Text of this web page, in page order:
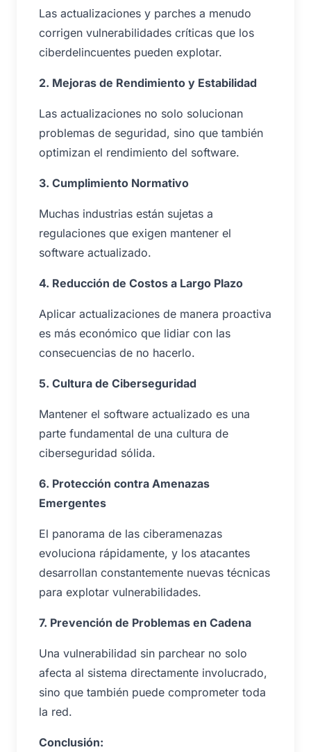
Las actualizaciones y parches a menudo
corrigen vulnerabilidades críticas que los
ciberdelincuentes pueden explotar.
2. Mejoras de Rendimiento y Estabilidad
Las actualizaciones no solo solucionan
problemas de seguridad, sino que también
optimizan el rendimiento del software.
3. Cumplimiento Normativo
Muchas industrias están sujetas a
regulaciones que exigen mantener el
software actualizado.
4. Reducción de Costos a Largo Plazo
Aplicar actualizaciones de manera proactiva
es más económico que lidiar con las
consecuencias de no hacerlo.
5. Cultura de Ciberseguridad
Mantener el software actualizado es una
parte fundamental de una cultura de
ciberseguridad sólida.
6. Protección contra Amenazas
Emergentes
El panorama de las ciberamenazas
evoluciona rápidamente, y los atacantes
desarrollan constantemente nuevas técnicas
para explotar vulnerabilidades.
7. Prevención de Problemas en Cadena
Una vulnerabilidad sin parchear no solo
afecta al sistema directamente involucrado,
sino que también puede comprometer toda
la red.
Conclusión: